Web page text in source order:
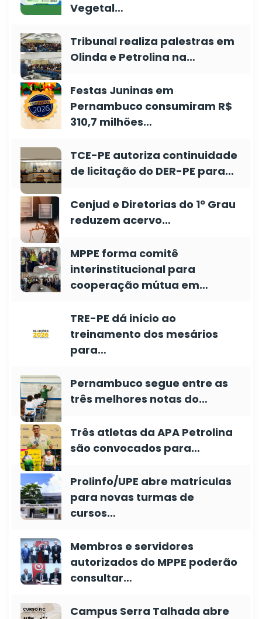
Vegetal…
Tribunal realiza palestras em
Olinda e Petrolina na…
Festas Juninas em
Pernambuco consumiram R$
310,7 milhões…
TCE-PE autoriza continuidade
de licitação do DER-PE para…
Cenjud e Diretorias do 1º Grau
reduzem acervo…
MPPE forma comitê
interinstitucional para
cooperação mútua em…
TRE-PE dá início ao
treinamento dos mesários
para…
Pernambuco segue entre as
três melhores notas do…
Três atletas da APA Petrolina
são convocados para…
Prolinfo/UPE abre matrículas
para novas turmas de
cursos…
Membros e servidores
autorizados do MPPE poderão
consultar…
Campus Serra Talhada abre